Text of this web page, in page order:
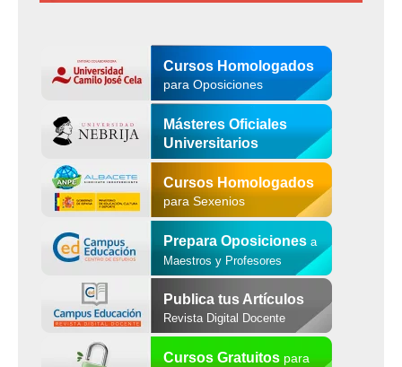
Cursos Homologados
para Oposiciones
Másteres Oficiales
Universitarios
Cursos Homologados
para Sexenios
Prepara Oposiciones a
Maestros y Profesores
Publica tus Artículos
Revista Digital Docente
Cursos Gratuitospara